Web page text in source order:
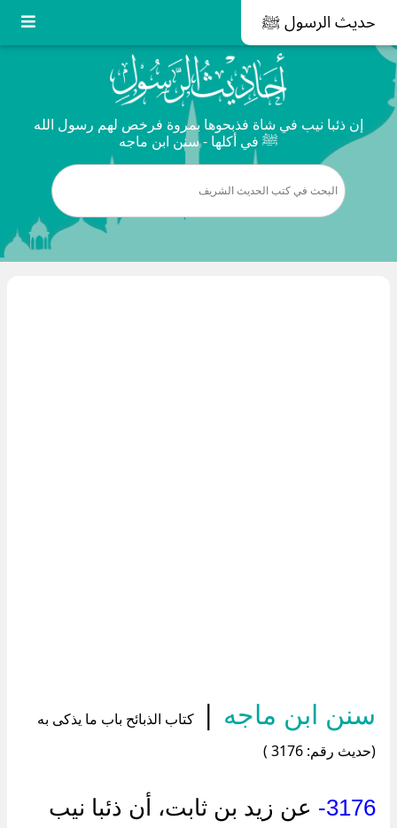
حديث الرسول ﷺ
إن ذئبا نيب في شاة فذبحوها بمروة فرخص لهم رسول الله
ﷺ في أكلها - سنن ابن ماجه
سنن ابن ماجه |
كتاب الذبائح باب ما يذكى به
(حديث رقم: 3176 )
3176-
عن زيد بن ثابت، أن ذئبا نيب